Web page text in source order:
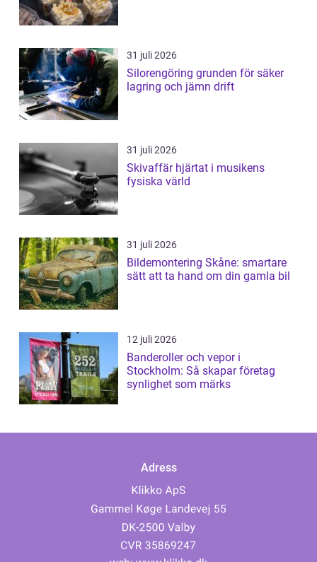
31 juli 2026
Silorengöring grunden för säker
lagring och jämn drift
31 juli 2026
Skivaffär hjärtat i musikens
fysiska värld
31 juli 2026
Bildemontering Skåne: smartare
sätt att ta hand om din gamla bil
12 juli 2026
Banderoller och vepor i
Stockholm: Så skapar företag
synlighet som märks
Adress